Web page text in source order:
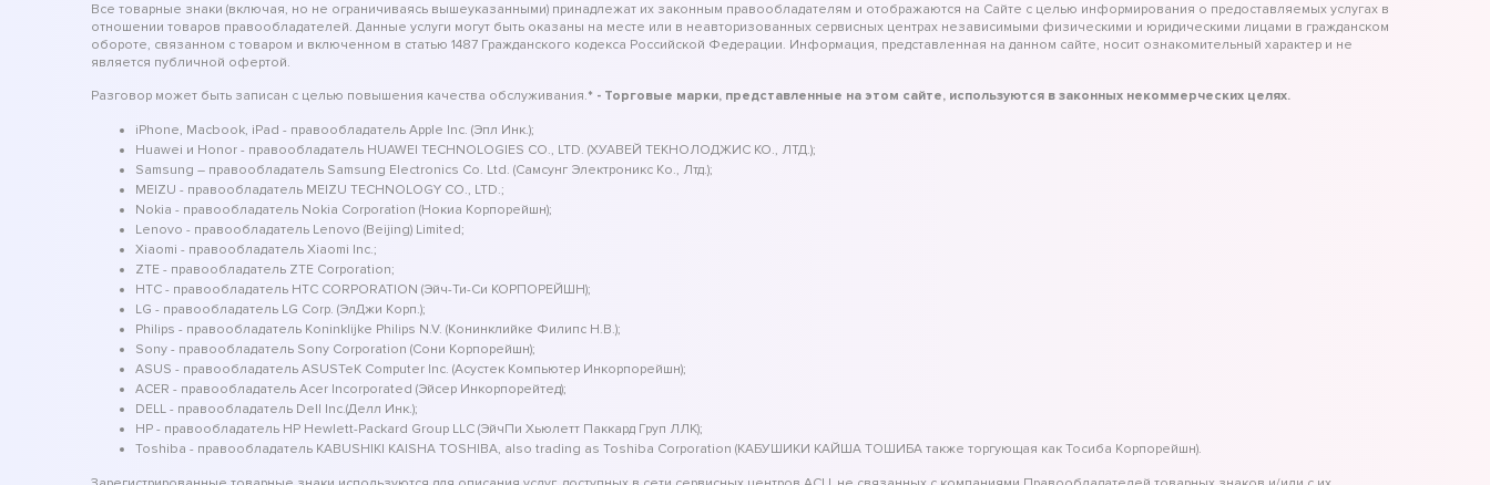
Все товарные знаки (включая, но не ограничиваясь вышеуказанными) принадлежат их законным правообладателям и отображаются на Сайте с целью информирования о предоставляемых услугах в
отношении товаров правообладателей. Данные услуги могут быть оказаны на месте или в неавторизованных сервисных центрах независимыми физическими и юридическими лицами в гражданском
обороте, связанном с товаром и включенном в статью 1487 Гражданского кодекса Российской Федерации. Информация, представленная на данном сайте, носит ознакомительный характер и не
является публичной офертой.
Разговор может быть записан с целью повышения качества обслуживания.* - Торговые марки, представленные на этом сайте, используются в законных некоммерческих целях.
iPhone, Macbook, iPad - правообладатель Apple Inc. (Эпл Инк.);
Huawei и Honor - правообладатель HUAWEI TECHNOLOGIES CO., LTD. (ХУАВЕЙ ТЕКНОЛОДЖИС КО., ЛТД.);
Samsung – правообладатель Samsung Electronics Co. Ltd. (Самсунг Электроникс Ко., Лтд.);
MEIZU - правообладатель MEIZU TECHNOLOGY CO., LTD.;
Nokia - правообладатель Nokia Corporation (Нокиа Корпорейшн);
Lenovo - правообладатель Lenovo (Beijing) Limited;
Xiaomi - правообладатель Xiaomi Inc.;
ZTE - правообладатель ZTE Corporation;
HTC - правообладатель HTC CORPORATION (Эйч-Ти-Си КОРПОРЕЙШН);
LG - правообладатель LG Corp. (ЭлДжи Корп.);
Philips - правообладатель Koninklijke Philips N.V. (Конинклийке Филипс Н.В.);
Sony - правообладатель Sony Corporation (Сони Корпорейшн);
ASUS - правообладатель ASUSTeK Computer Inc. (Асустек Компьютер Инкорпорейшн);
ACER - правообладатель Acer Incorporated (Эйсер Инкорпорейтед);
DELL - правообладатель Dell Inc.(Делл Инк.);
HP - правообладатель HP Hewlett-Packard Group LLC (ЭйчПи Хьюлетт Паккард Груп ЛЛК);
Toshiba - правообладатель KABUSHIKI KAISHA TOSHIBA, also trading as Toshiba Corporation (КАБУШИКИ КАЙША ТОШИБА также торгующая как Тосиба Корпорейшн).